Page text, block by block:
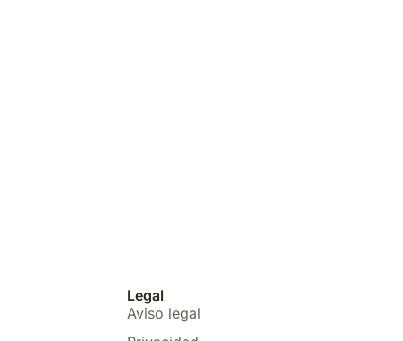
Legal
Aviso legal